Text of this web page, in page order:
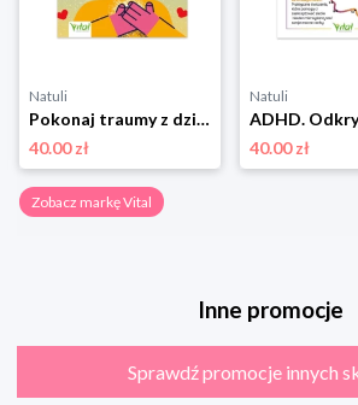
Natuli
Pokonaj traumy z dzieciństwa Vital
40.00 zł
Natuli
40.00 zł
Zobacz markę Vital
Inne promocje
Sprawdź promocje innych